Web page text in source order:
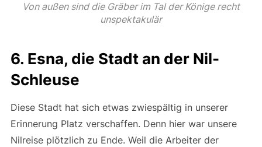
Von außen sind die Gräber im Tal der Könige recht
unspektakulär
6. Esna, die Stadt an der Nil-
Schleuse
Diese Stadt hat sich etwas zwiespältig in unserer
Erinnerung Platz verschaffen. Denn hier war unsere
Nilreise plötzlich zu Ende. Weil die Arbeiter der